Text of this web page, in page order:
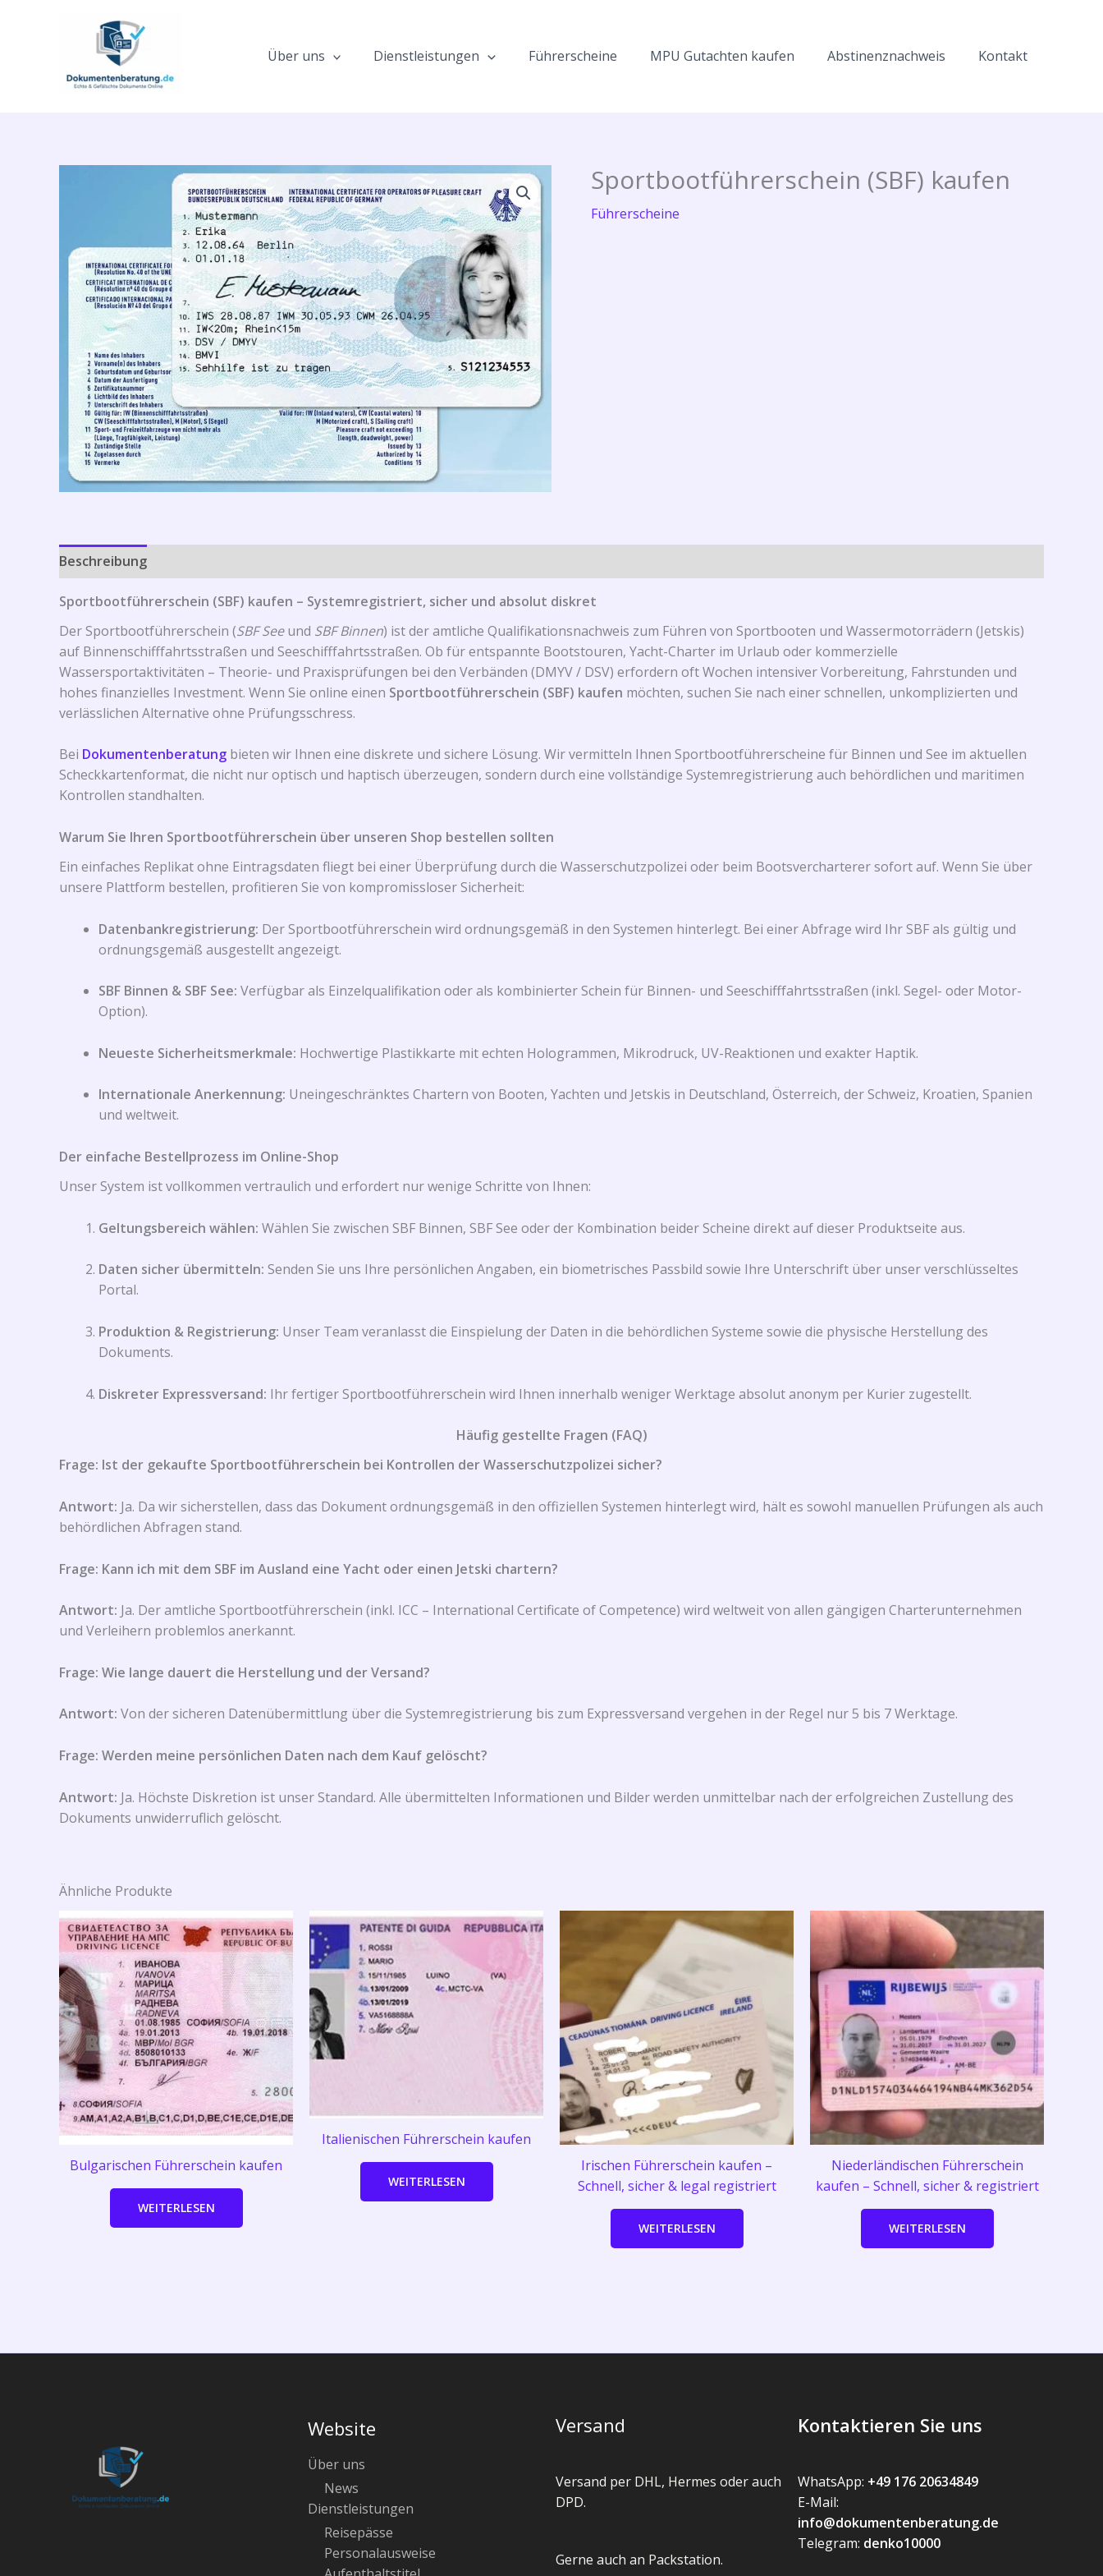
Über uns Dienstleistungen Führerscheine MPU Gutachten kaufen Abstinenznachweis Kontakt
Sportbootführerschein (SBF) kaufen
Führerscheine
Beschreibung
Sportbootführerschein (SBF) kaufen – Systemregistriert, sicher und absolut diskret
Der Sportbootführerschein (SBF Seeund SBF Binnen) ist der amtliche Qualifikationsnachweis zum Führen von Sportbooten und Wassermotorrädern (Jetskis)
auf Binnenschifffahrtsstraßen und Seeschifffahrtsstraßen. Ob für entspannte Bootstouren, Yacht-Charter im Urlaub oder kommerzielle
Wassersportaktivitäten – Theorie- und Praxisprüfungen bei den Verbänden (DMYV / DSV) erfordern oft Wochen intensiver Vorbereitung, Fahrstunden und
hohes finanzielles Investment. Wenn Sie online einen Sportbootführerschein (SBF) kaufen möchten, suchen Sie nach einer schnellen, unkomplizierten und
verlässlichen Alternative ohne Prüfungsschress.
Bei Dokumentenberatung bieten wir Ihnen eine diskrete und sichere Lösung. Wir vermitteln Ihnen Sportbootführerscheine für Binnen und See im aktuellen
Scheckkartenformat, die nicht nur optisch und haptisch überzeugen, sondern durch eine vollständige Systemregistrierung auch behördlichen und maritimen
Kontrollen standhalten.
Warum Sie Ihren Sportbootführerschein über unseren Shop bestellen sollten
Ein einfaches Replikat ohne Eintragsdaten fliegt bei einer Überprüfung durch die Wasserschutzpolizei oder beim Bootsvercharterer sofort auf. Wenn Sie über
unsere Plattform bestellen, profitieren Sie von kompromissloser Sicherheit:
Datenbankregistrierung: Der Sportbootführerschein wird ordnungsgemäß in den Systemen hinterlegt. Bei einer Abfrage wird Ihr SBF als gültig und
ordnungsgemäß ausgestellt angezeigt.
SBF Binnen & SBF See: Verfügbar als Einzelqualifikation oder als kombinierter Schein für Binnen- und Seeschifffahrtsstraßen (inkl. Segel- oder Motor-
Option).
Neueste Sicherheitsmerkmale: Hochwertige Plastikkarte mit echten Hologrammen, Mikrodruck, UV-Reaktionen und exakter Haptik.
Internationale Anerkennung: Uneingeschränktes Chartern von Booten, Yachten und Jetskis in Deutschland, Österreich, der Schweiz, Kroatien, Spanien
und weltweit.
Der einfache Bestellprozess im Online-Shop
Unser System ist vollkommen vertraulich und erfordert nur wenige Schritte von Ihnen:
Geltungsbereich wählen: Wählen Sie zwischen SBF Binnen, SBF See oder der Kombination beider Scheine direkt auf dieser Produktseite aus.
Daten sicher übermitteln: Senden Sie uns Ihre persönlichen Angaben, ein biometrisches Passbild sowie Ihre Unterschrift über unser verschlüsseltes
Portal.
Produktion & Registrierung: Unser Team veranlasst die Einspielung der Daten in die behördlichen Systeme sowie die physische Herstellung des
Dokuments.
Diskreter Expressversand: Ihr fertiger Sportbootführerschein wird Ihnen innerhalb weniger Werktage absolut anonym per Kurier zugestellt.
Häufig gestellte Fragen (FAQ)
Frage: Ist der gekaufte Sportbootführerschein bei Kontrollen der Wasserschutzpolizei sicher?
Antwort: Ja. Da wir sicherstellen, dass das Dokument ordnungsgemäß in den offiziellen Systemen hinterlegt wird, hält es sowohl manuellen Prüfungen als auch
behördlichen Abfragen stand.
Frage: Kann ich mit dem SBF im Ausland eine Yacht oder einen Jetski chartern?
Antwort: Ja. Der amtliche Sportbootführerschein (inkl. ICC – International Certificate of Competence) wird weltweit von allen gängigen Charterunternehmen
und Verleihern problemlos anerkannt.
Frage: Wie lange dauert die Herstellung und der Versand?
Antwort: Von der sicheren Datenübermittlung über die Systemregistrierung bis zum Expressversand vergehen in der Regel nur 5 bis 7 Werktage.
Frage: Werden meine persönlichen Daten nach dem Kauf gelöscht?
Antwort: Ja. Höchste Diskretion ist unser Standard. Alle übermittelten Informationen und Bilder werden unmittelbar nach der erfolgreichen Zustellung des
Dokuments unwiderruflich gelöscht.
Ähnliche Produkte
Bulgarischen Führerschein kaufen
WEITERLESEN
Italienischen Führerschein kaufen
WEITERLESEN
Irischen Führerschein kaufen –
Schnell, sicher & legal registriert
WEITERLESEN
Niederländischen Führerschein
kaufen – Schnell, sicher & registriert
WEITERLESEN
Website
Über uns
News
Dienstleistungen
Reisepässe
Personalausweise
Versand
Versand per DHL, Hermes oder auch
DPD.
Gerne auch an Packstation.
Kontaktieren Sie uns
WhatsApp: +49 176 20634849
E-Mail:
info@dokumentenberatung.de
Telegram: denko10000